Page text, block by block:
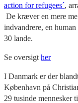
action for refugees´,
De kræver en mere
indvandrere, en
30 lande.
Se oversigt her
I Danmark er der
København på
29 tusinde mennesker